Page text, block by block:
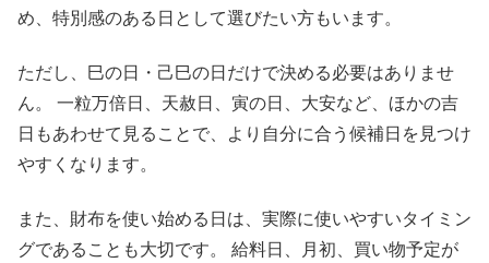
め、特別感のある日として選びたい方もいます。
ただし、巳の日・己巳の日だけで決める必要はありませ
ん。 一粒万倍日、天赦日、寅の日、大安など、ほかの吉
日もあわせて見ることで、より自分に合う候補日を見つけ
やすくなります。
また、財布を使い始める日は、実際に使いやすいタイミン
グであることも大切です。 給料日、月初、買い物予定が